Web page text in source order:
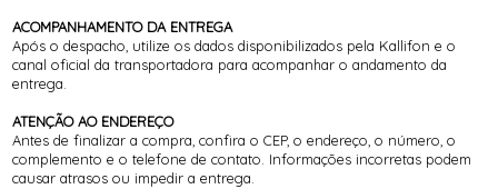
ACOMPANHAMENTO DA ENTREGA
Após o despacho, utilize os dados disponibilizados pela Kallifon e o
canal oficial da transportadora para acompanhar o andamento da
entrega.
ATENÇÃO AO ENDEREÇO
Antes de finalizar a compra, confira o CEP, o endereço, o número, o
complemento e o telefone de contato. Informações incorretas podem
causar atrasos ou impedir a entrega.